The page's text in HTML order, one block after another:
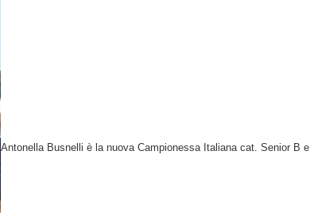
Antonella Busnelli è la nuova Campionessa Italiana cat. Senior B e